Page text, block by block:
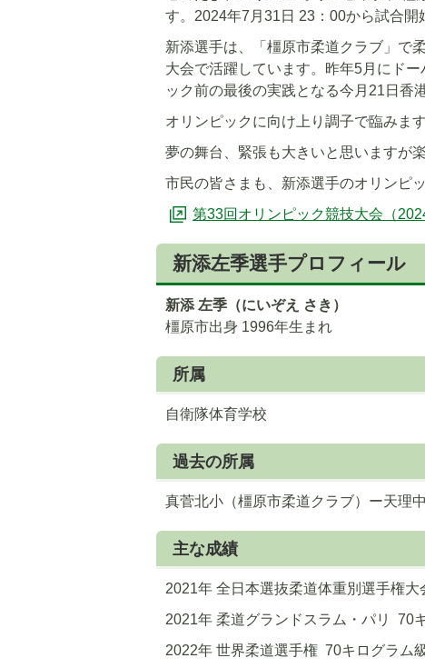
す。2024年7月31日 23：00から試合開
新添選手は、「橿原市柔道クラブ」で
大会で活躍しています。昨年5月にド
ック前の最後の実践となる今月21日香
オリンピックに向け上り調子で臨みます
夢の舞台、緊張も大きいと思いますが
市民の皆さまも、新添選手のオリンピ
第33回オリンピック競技大会（
新添左季選手プロフィール
新添 左季（にいぞえ さき）
橿原市出身 1996年生まれ
所属
自衛隊体育学校
過去の所属
真菅北小（橿原市柔道クラブ）ー天
主な成績
2021年 全日本選抜柔道体重別選手権大
2021年 柔道グランドスラム・パリ 70
2022年 世界柔道選手権 70キログラム